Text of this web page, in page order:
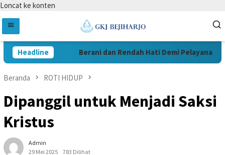
Loncat ke konten
Headline Berani dan Rendah Hati Demi Pelayanan
Beranda ROTI HIDUP
Dipanggil untuk Menjadi Saksi
Kristus
Admin
29 Mei 2025
783 Dilihat